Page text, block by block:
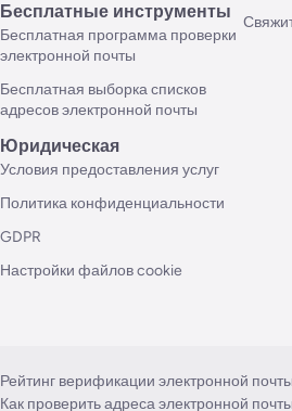
Бесплатные инструменты
Бесплатная программа проверки
электронной почты
Бесплатная выборка списков
адресов электронной почты
Юридическая
Условия предоставления услуг
Политика конфиденциальности
GDPR
Настройки файлов cookie
Рейтинг верификации электронной почты
Как проверить адреса электронной